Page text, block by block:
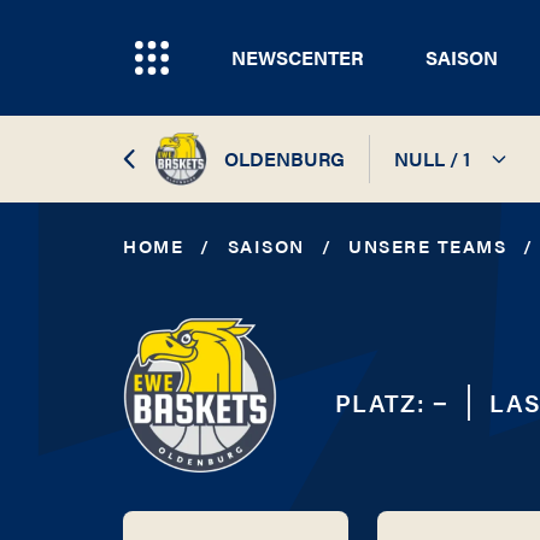
NEWSCENTER SAISON
OLDENBURG NULL / 1
2023 / 2024
HOME / SAISON / UNSERE TEAMS /
PLATZ: −